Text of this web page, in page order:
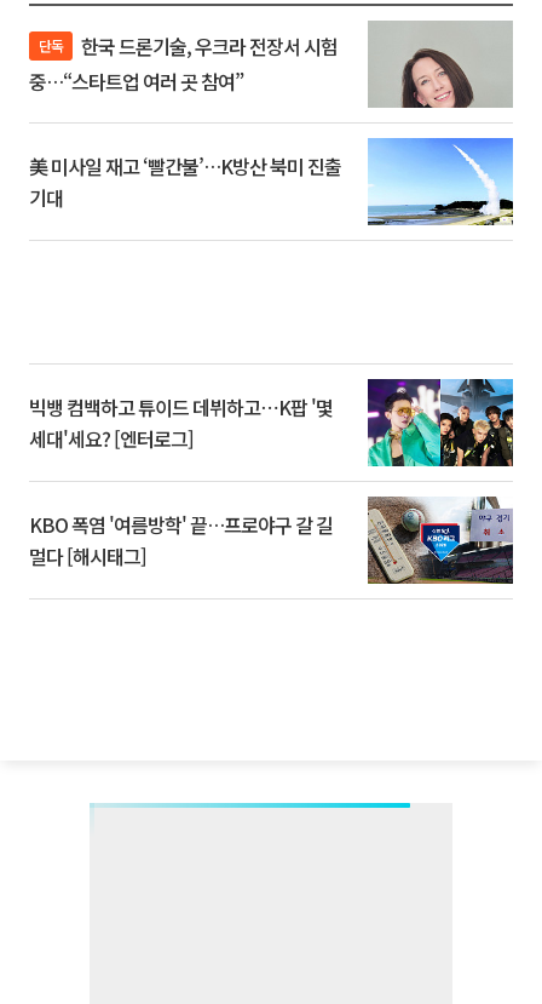
단독
중…“스타트업 여러 곳 참여”
美 미사일 재고 ‘빨간불’…K방산 북미 진출
기대
빅뱅 컴백하고 튜이드 데뷔하고⋯K팝 '몇
세대'세요? [엔터로그]
KBO 폭염 '여름방학' 끝…프로야구 갈 길
멀다 [해시태그]